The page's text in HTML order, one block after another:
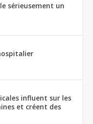
sérieusement un
influent sur les
et créent des